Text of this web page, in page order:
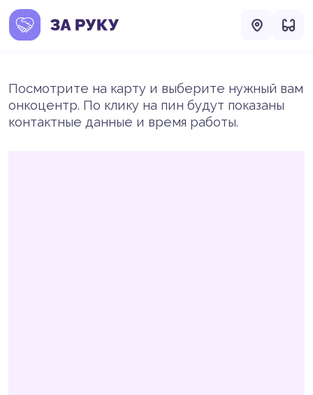
Посмотрите на карту и выберите нужный вам
онкоцентр. По клику на пин будут показаны
контактные данные и время работы.